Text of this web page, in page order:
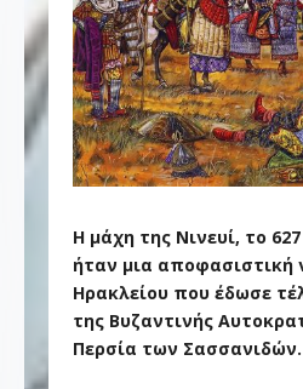
Η μάχη της Νινευί, το
ήταν μια αποφασιστική
Ηρακλείου που έδωσε
της Βυζαντινής
Περσία των Σασσανιδών.